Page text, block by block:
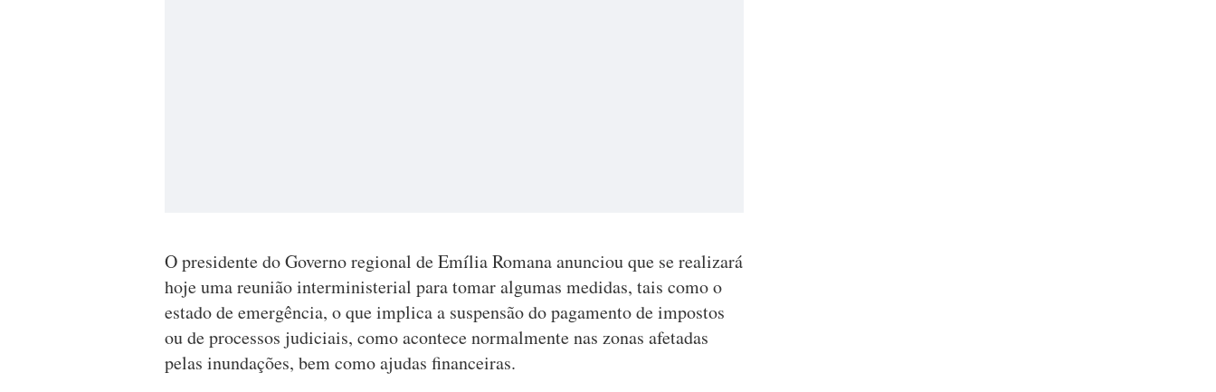
O presidente do Governo regional de Emília Romana anunciou que se realizará
hoje uma reunião interministerial para tomar algumas medidas, tais como o
estado de emergência, o que implica a suspensão do pagamento de impostos
ou de processos judiciais, como acontece normalmente nas zonas afetadas
pelas inundações, bem como ajudas financeiras.